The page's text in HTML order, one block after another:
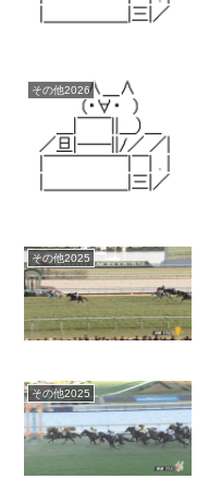
その他2026
その他2025
その他2025